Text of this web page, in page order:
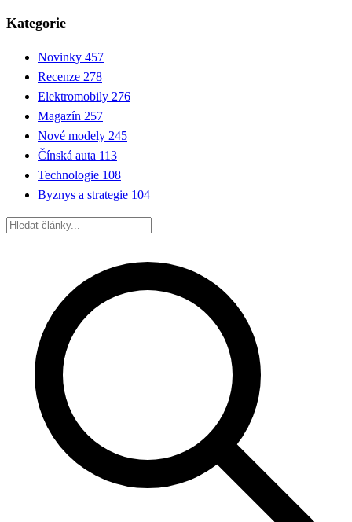
Kategorie
Novinky 457
Recenze 278
Elektromobily 276
Magazín 257
Nové modely 245
Čínská auta 113
Technologie 108
Byznys a strategie 104
Hledat: